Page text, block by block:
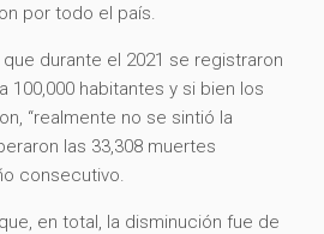
por todo el país.
durante el 2021 se registraron
100,000 habitantes y si bien los
“realmente no se sintió la
las 33,308 muertes
consecutivo.
en total, la disminución fue de